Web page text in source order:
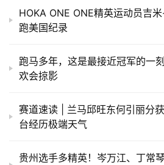
HOKA ONE ONE精英运动员吉
跑美国纪录
跑马多年，这是最接近冠军的
欢会掠影
赛道速读 | 兰马邱旺东何引丽分
台经历极端天气
贵州选手多精英！岑万江、丁常